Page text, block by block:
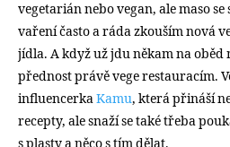
vegetarián nebo vegan, ale maso
vaření často a ráda zkouším nová
jídla. A když už jdu někam na oběd
přednost právě vege restauracím.
influencerkaKamu, která přináší
recepty, ale snaží se také třeba
s plasty a něco s tím dělat.